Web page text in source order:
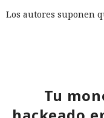
Los autores suponen
reproducen el sesgo
Tu